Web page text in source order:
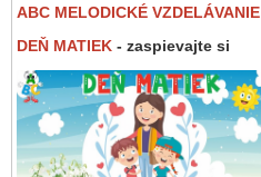
ABC MELODICKÉ VZDELÁVANIE
DEŇ MATIEK - zaspievajte si